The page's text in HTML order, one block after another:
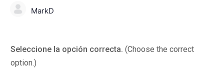
MarkD
Seleccione la opción correcta. (Choose the correct
option.)